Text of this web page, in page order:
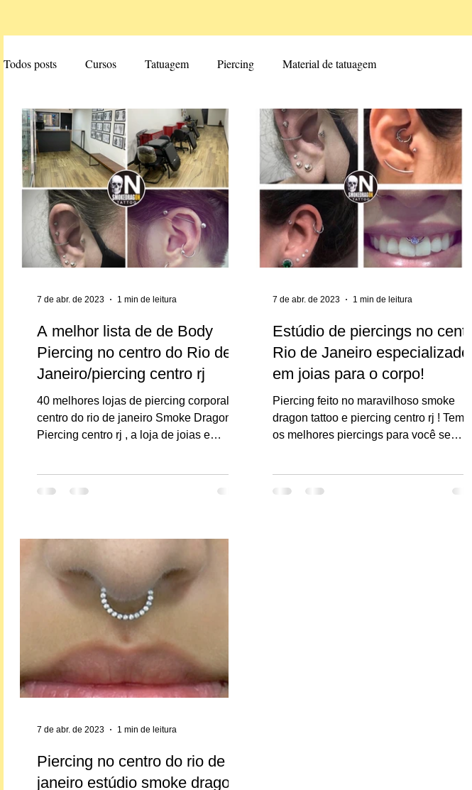
Todos posts Cursos Tatuagem Piercing Material de tatuagem
A melhor lista de de Body
Piercing no centro do Rio de
Janeiro/piercing centro rj
40 melhores lojas de piercing corporal no
centro do rio de janeiro Smoke Dragon
Piercing centro rj , a loja de joias e
7 de abr. de 2023 1 min de leitura
Estúdio de piercings no centro
Rio de Janeiro especializado
em joias para o corpo!
Piercing feito no maravilhoso smoke
dragon tattoo e piercing centro rj ! Temos
os melhores piercings para você se
7 de abr. de 2023 1 min de leitura
Piercing no centro do rio de
janeiro estúdio smoke dragon
7 de abr. de 2023 1 min de leitura